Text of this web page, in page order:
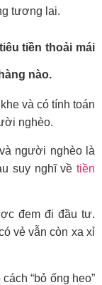
tương lai.
tiền thoải mái
nào.
và có tính toán
nghèo.
người nghèo là
suy nghĩ về tiền
đem đi đầu tư.
vẻ vẫn còn xa xỉ
“bỏ ống heo”